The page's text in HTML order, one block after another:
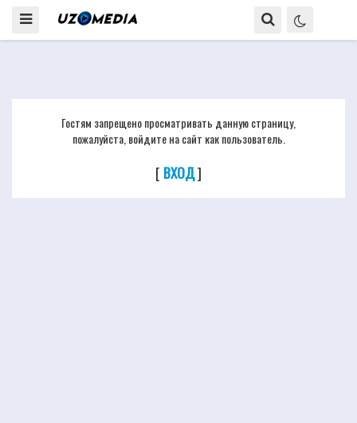
Гостям запрещено просматривать данную страницу,
пожалуйста, войдите на сайт как пользователь.
[ ВХОД]